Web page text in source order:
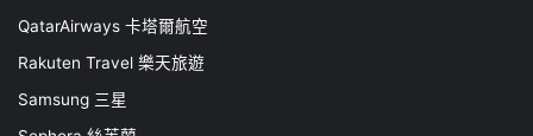
QatarAirways 卡塔爾航空
Rakuten Travel 樂天旅遊
Samsung 三星